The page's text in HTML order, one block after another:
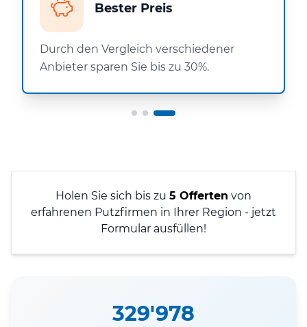
Bester Preis
Durch den Vergleich verschiedener
Anbieter sparen Sie bis zu 30%.
Holen Sie sich bis zu 5 Offerten von
erfahrenen Putzfirmen in Ihrer Region - jetzt
Formular ausfüllen!
329'978